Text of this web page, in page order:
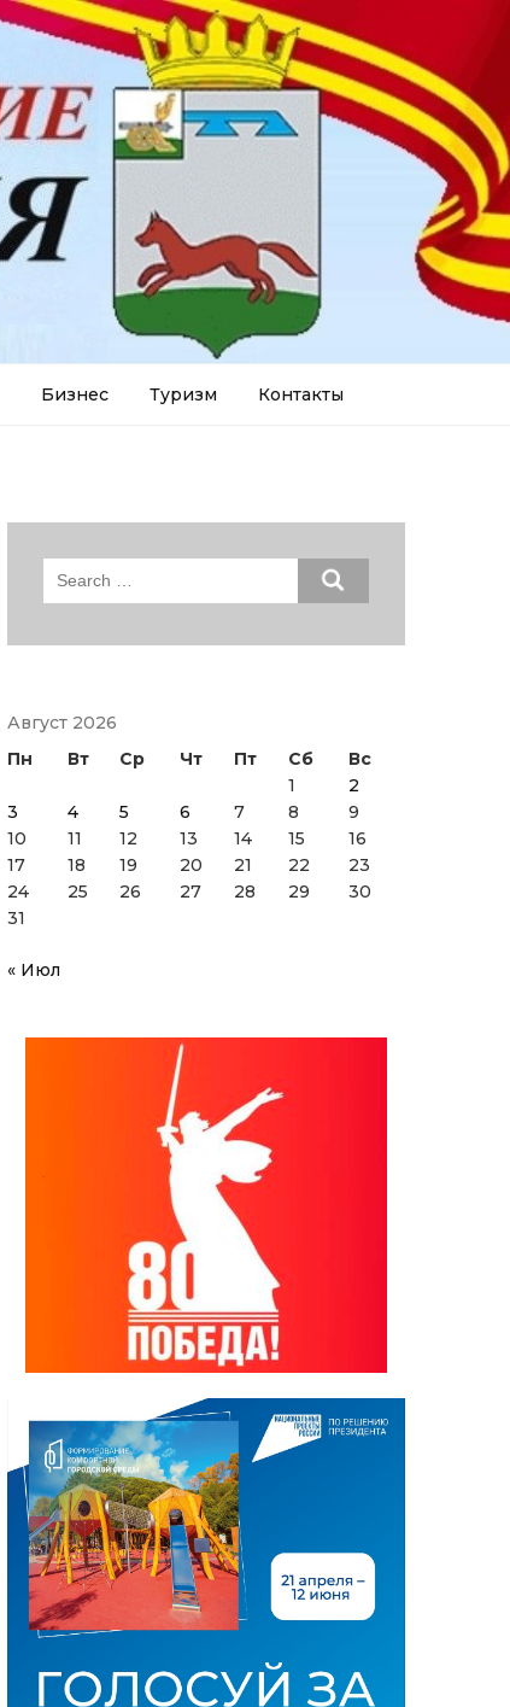
Бизнес Туризм Контакты
Search
Август 2026
Пн
Вт Ср Чт Пт Сб
Вс
1
2
3
4 5 6 7 8
9
10
11 12 13 14 15
16
17
18 19 20 21 22
23
24
25 26 27 28 29
30
31
« Июл